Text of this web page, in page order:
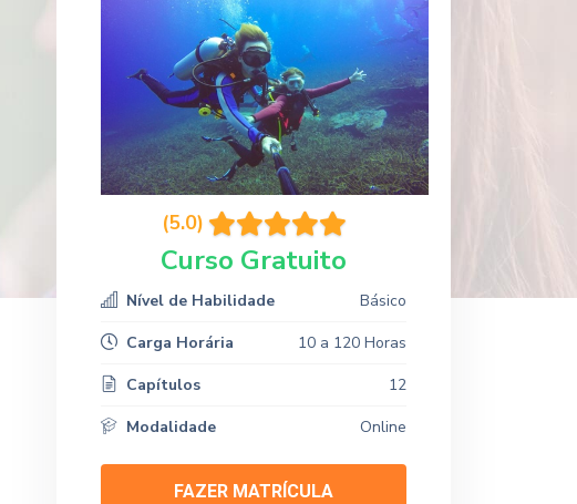
(5.0)
Curso Gratuito
Nível de Habilidade
Básico
Carga Horária
10 a 120 Horas
Capítulos
12
Modalidade
Online
FAZER MATRÍCULA